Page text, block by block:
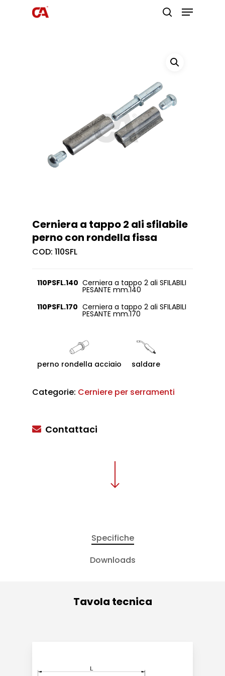
Cerniera a tappo 2 ali sfilabile
perno con rondella fissa
COD: 110SFL
110PSFL.140 Cerniera a tappo 2 ali SFILABILI
PESANTE mm.140
110PSFL.170 Cerniera a tappo 2 ali SFILABILI
PESANTE mm.170
perno rondella acciaio saldare
Categorie: Cerniere per serramenti
Contattaci
Specifiche
Downloads
Tavola tecnica